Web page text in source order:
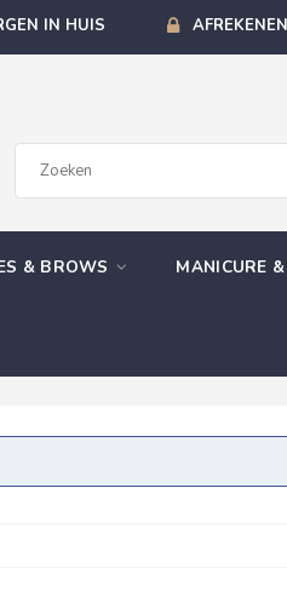
IN HUIS
& BROWS MANICURE